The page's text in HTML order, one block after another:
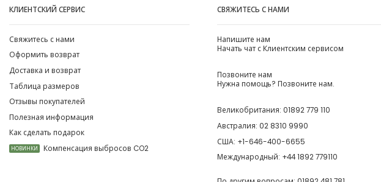
КЛИЕНТСКИЙ СЕРВИС
Свяжитесь с нами
Оформить возврат
Доставка и возврат
Таблица размеров
Отзывы покупателей
Полезная информация
Как сделать подарок
НОВИНКИ Компенсация выбросов CO2
СВЯЖИТЕСЬ С НАМИ
Напишите нам
Начать чат с Клиентским сервисом
Позвоните нам
Нужна помощь? Позвоните нам.
Великобритания: 01892 779 110
Австралия: 02 8310 9990
США: +1-646-400-6655
Международный: +44 1892 779110